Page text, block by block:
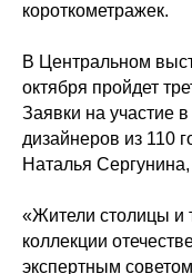
короткометражек.
В Центральном
октября пройдет
Заявки на участие
дизайнеров из 110
Наталья
«Жители столицы и
коллекции
экспертным